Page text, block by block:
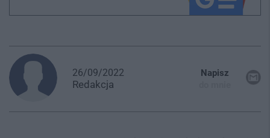
26/09/2022
Redakcja
Napisz